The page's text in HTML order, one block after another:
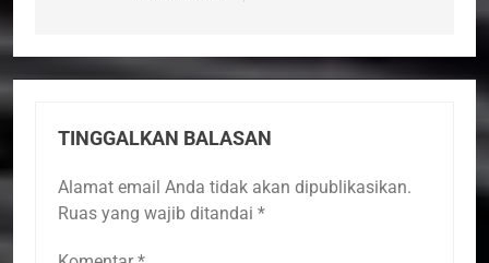
TINGGALKAN BALASAN
Alamat email Anda tidak akan dipublikasikan.
Ruas yang wajib ditandai *